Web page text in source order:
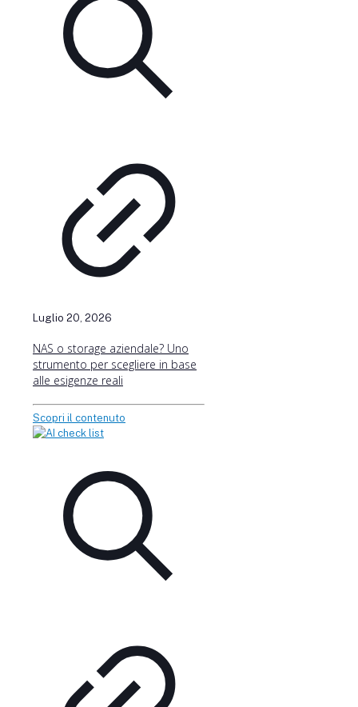
Luglio 20, 2026
NAS o storage aziendale? Uno
strumento per scegliere in base
alle esigenze reali
Scopri il contenuto